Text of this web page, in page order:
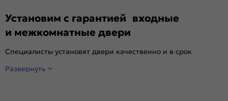
Установим с гарантией входные
и межкомнатные двери
Специалисты установят двери качественно и в срок
Развернуть